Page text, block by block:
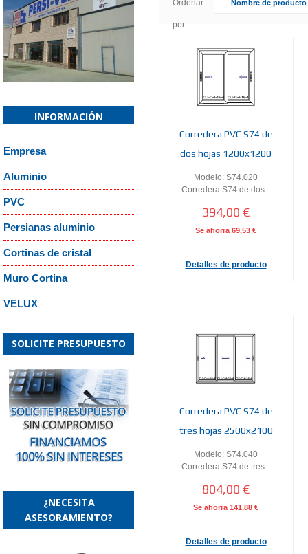
INFORMACIÓN
Empresa
Aluminio
PVC
Persianas aluminio
Cortinas de cristal
Muro Cortina
VELUX
SOLICITE PRESUPUESTO
¿NECESITA
ASESORAMIENTO?
Ordenar
por
Nombre de producto
Corredera PVC S74 de
dos hojas 1200x1200
Modelo: S74.020
Corredera S74 de dos...
394,00 €
Se ahorra 69,53 €
Detalles de producto
Corredera PVC S74 de
tres hojas 2500x2100
Modelo: S74.040
Corredera S74 de tres...
804,00 €
Se ahorra 141,88 €
Detalles de producto
Captcha*